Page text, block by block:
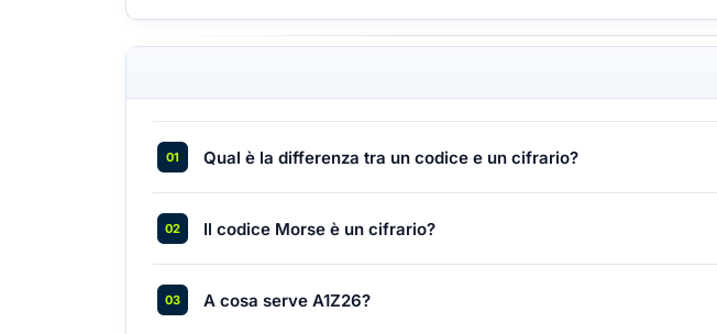
Qual è la differenza tra un codice e un cifrario?
Il codice Morse è un cifrario?
A cosa serve A1Z26?